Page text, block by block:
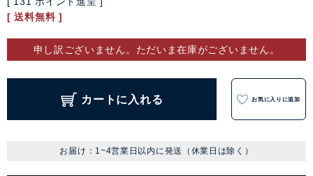
送料無料
申し訳ございません。ただいま在庫がございません。
カートに入れる お気に入りに追加
お届け：1~4営業日以内に発送（休業日は除く）